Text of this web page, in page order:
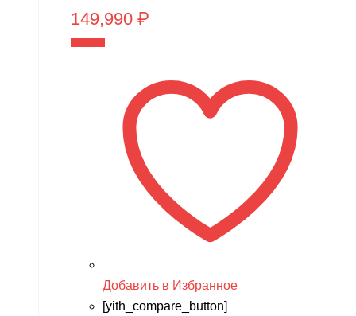
149,990 ₽
Добавить в Избранное
[yith_compare_button]